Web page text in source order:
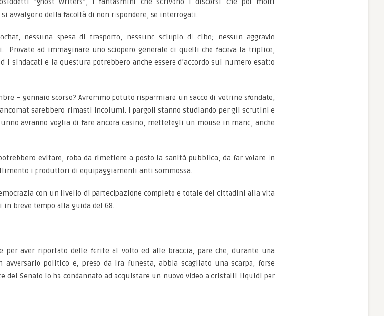
“ghost writers”, i fantasmini che scrivono i discorsi che poi molti
avvalgono della facoltà di non rispondere, se interrogati.
nessuna spesa di trasporto, nessuno sciupio di cibo; nessun aggravio
Provate ad immaginare uno sciopero generale di quelli che faceva la triplice,
i sindacati e la questura potrebbero anche essere d’accordo sul numero esatto
– gennaio scorso? Avremmo potuto risparmiare un sacco di vetrine sfondate,
sarebbero rimasti incolumi. I pargoli stanno studiando per gli scrutini e
avranno voglia di fare ancora casino, mettetegli un mouse in mano, anche
evitare, roba da rimettere a posto la sanità pubblica, da far volare in
i produttori di equipaggiamenti anti sommossa.
con un livello di partecipazione completo e totale dei cittadini alla vita
breve tempo alla guida del G8.
per aver riportato delle ferite al volto ed alle braccia, pare che, durante una
politico e, preso da ira funesta, abbia scagliato una scarpa, forse
del Senato lo ha condannato ad acquistare un nuovo video a cristalli liquidi per